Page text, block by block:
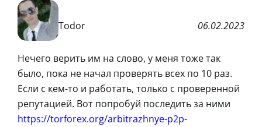
Todor 06.02.2023
Нечего верить им на слово, у меня тоже так
было, пока не начал проверять всех по 10 раз.
Если с кем-то и работать, только с проверенной
репутацией. Вот попробуй последить за ними
https://torforex.org/arbitrazhnye-p2p-